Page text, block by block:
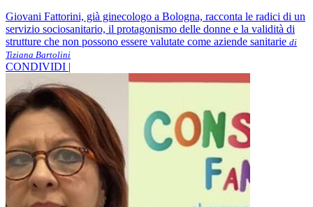
Giovani Fattorini, già ginecologo a Bologna, racconta le radici di un
servizio sociosanitario, il protagonismo delle donne e la validità di
strutture che non possono essere valutate come aziende sanitarie di
Tiziana Bartolini
CONDIVIDI |